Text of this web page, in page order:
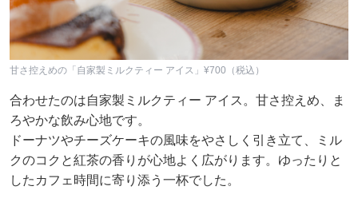
甘さ控えめの「自家製ミルクティー アイス」¥700（税込）
合わせたのは自家製ミルクティー アイス。甘さ控えめ、ま
ろやかな飲み心地です。
ドーナツやチーズケーキの風味をやさしく引き立て、ミル
クのコクと紅茶の香りが心地よく広がります。ゆったりと
したカフェ時間に寄り添う一杯でした。